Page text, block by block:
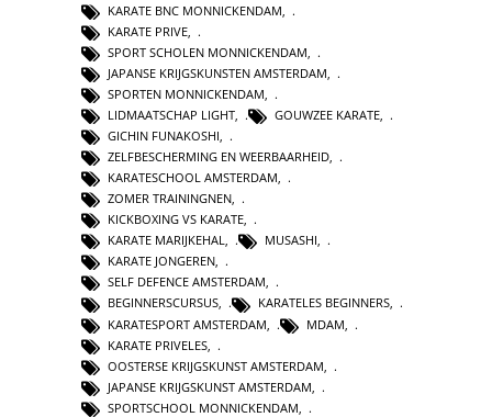
KARATE BNC MONNICKENDAM
KARATE PRIVE
SPORT SCHOLEN MONNICKENDAM
JAPANSE KRIJGSKUNSTEN AMSTERDAM
SPORTEN MONNICKENDAM
LIDMAATSCHAP LIGHT
GOUWZEE KARATE
GICHIN FUNAKOSHI
ZELFBESCHERMING EN WEERBAARHEID,
KARATESCHOOL AMSTERDAM,
ZOMER TRAININGNEN,
KICKBOXING VS KARATE,
KARATE MARIJKEHAL, MUSASHI,
KARATE JONGEREN,
SELF DEFENCE AMSTERDAM,
BEGINNERSCURSUS, KARATELES BEGINNERS,
KARATESPORT AMSTERDAM
MDAM
KARATE PRIVELES
OOSTERSE KRIJGSKUNST AMSTERDAM
JAPANSE KRIJGSKUNST AMSTERDAM
SPORTSCHOOL MONNICKENDAM